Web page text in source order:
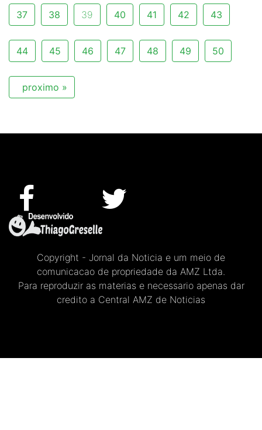
37 38 39 40 41 42 43
44 45 46 47 48 49 50
proximo »
Copyright - Jornal da Noticia e um meio de
comunicacao de propriedade da AMZ Ltda.
Para reproduzir as materias e necessario apenas dar
credito a Central AMZ de Noticias